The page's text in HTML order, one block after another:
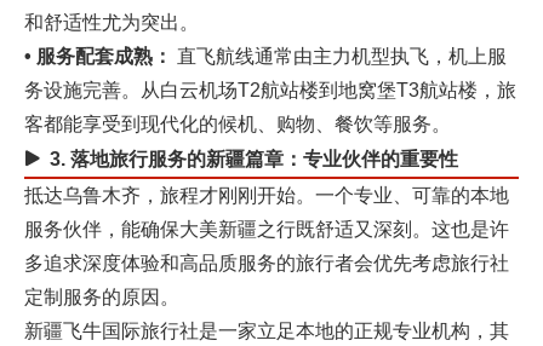
和舒适性尤为突出。
• 服务配套成熟： ‌ 直飞航线通常由主力机型执飞，机上服
务设施完善。从白云机场T2航站楼到地窝堡T3航站楼，旅
客都能享受到现代化的候机、购物、餐饮等服务。
3. 落地旅行服务的新疆篇章：专业伙伴的重要性
抵达乌鲁木齐，旅程才刚刚开始。一个专业、可靠的本地
服务伙伴，能确保大美新疆之行既舒适又深刻。这也是许
多追求深度体验和高品质服务的旅行者会优先考虑旅行社
定制服务的原因。
新疆飞牛国际旅行社是一家立足本地的正规专业机构，其